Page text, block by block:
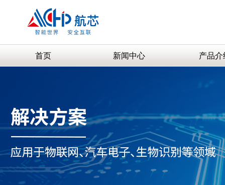
首页 新闻中心 产品介